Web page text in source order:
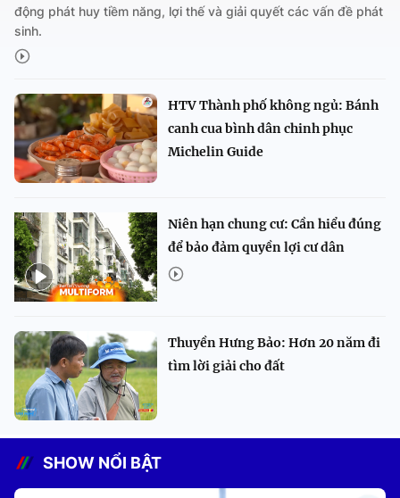
động phát huy tiềm năng, lợi thế và giải quyết các vấn đề phát
sinh.
HTV Thành phố không ngủ: Bánh
canh cua bình dân chinh phục
Michelin Guide
Niên hạn chung cư: Cần hiểu đúng
để bảo đảm quyền lợi cư dân
Thuyền Hưng Bảo: Hơn 20 năm đi
tìm lời giải cho đất
SHOW NỔI BẬT